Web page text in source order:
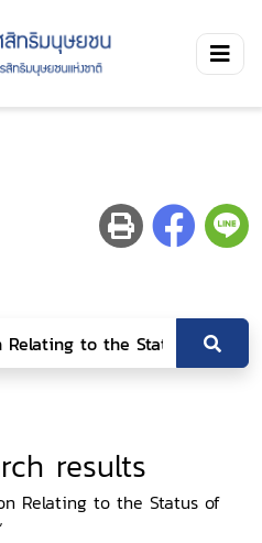
results
Relating to the Status of